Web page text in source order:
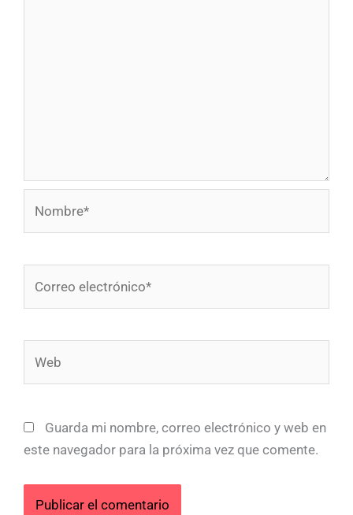
electrónico*
Guarda mi nombre, correo electrónico y web en
este navegador para la próxima vez que comente.